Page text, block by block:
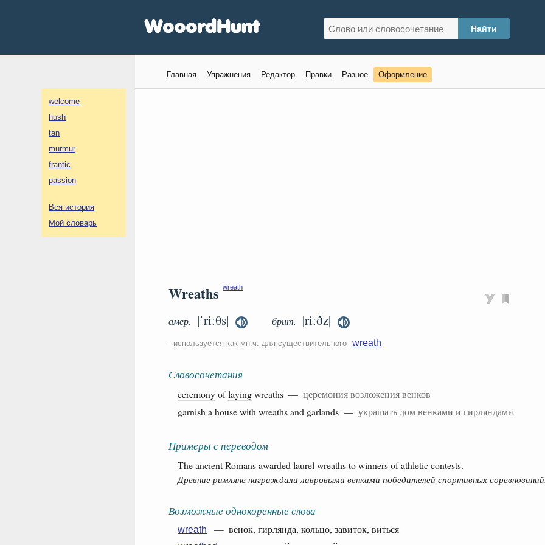
welcome
hush
tan
murmur
frantic
passion
Вся история
Мой словарь
Главная Упражнения Редактор Правки Разное Оформление
Wreaths wreath
амер. |ˈriːθs| брит. |riːðz|
- используется как мн.ч. для существительного wreath
Словосочетания
ceremonyoflayingwreaths — церемония возложения венков
garnish a housewith wreaths and garlands — украшать дом венками и гирляндами
Примеры с переводом
The ancient Romans awarded laurel wreaths to winners of athletic contests.
Древние римляне награждали лавровыми венками победителей спортивных
Возможные однокоренные слова
wreath — венок, гирлянда, кольцо, завиток, виться